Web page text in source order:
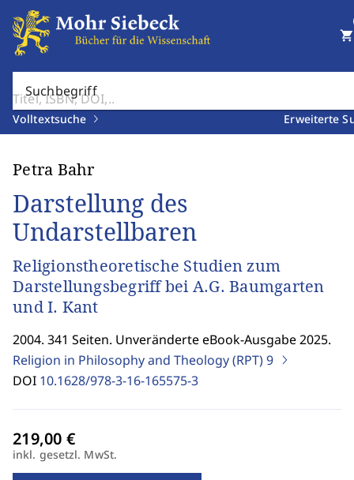
Suchbegriff
Volltextsuche Erweiterte
shopping_cart
Petra Bahr
Darstellung des
Undarstellbaren
Religionstheoretische Studien zum
Darstellungsbegriff bei A.G. Baumgarten
und I. Kant
2004. 341 Seiten. Unveränderte eBook-Ausgabe 2025.
Religion in Philosophy and Theology (RPT)9
DOI 10.1628/978-3-16-165575-3
inkl. gesetzl. MwSt.